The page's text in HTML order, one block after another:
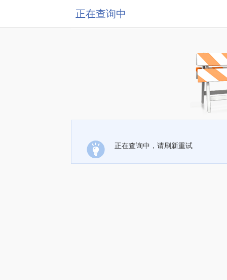
正在查询中
正在查询中，请刷新重试